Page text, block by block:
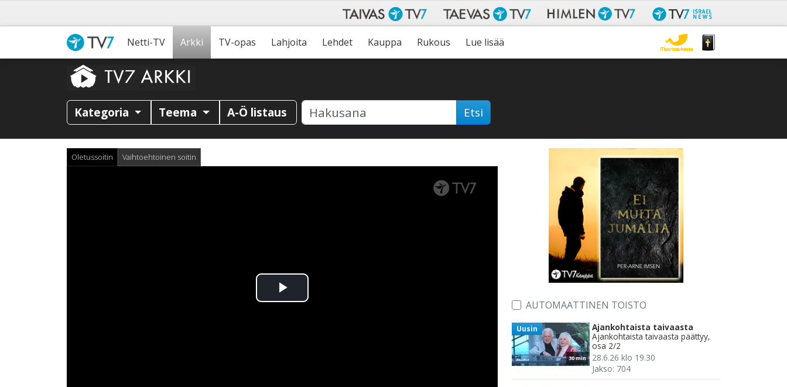
Netti-TV Arkki TV-opas Lahjoita Lehdet Kauppa Rukous Lue lisää
Kategoria Teema A-Ö listaus Etsi
Oletussoitin Vaihtoehtoinen soitin
Toista
AUTOMAATTINEN TOISTO
30 min
Uusin
Ajankohtaista taivaasta
Ajankohtaista taivaasta päättyy,
osa 2/2
28.6.26 klo 19.30
Jakso: 704